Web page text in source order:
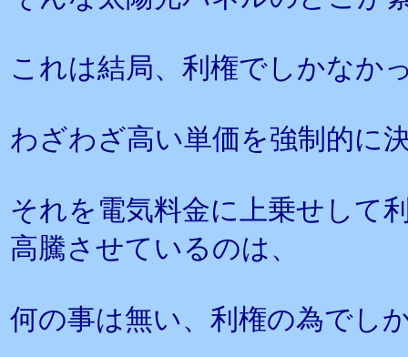
これは結局、利権でしかなか
わざわざ高い単価を強制的に
それを電気料金に上乗せして
高騰させているのは、
何の事は無い、利権の為でし